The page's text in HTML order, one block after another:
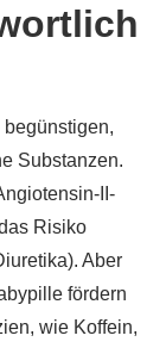
Substanzen.
II-
Risiko
Aber
fördern
wie Koffein,